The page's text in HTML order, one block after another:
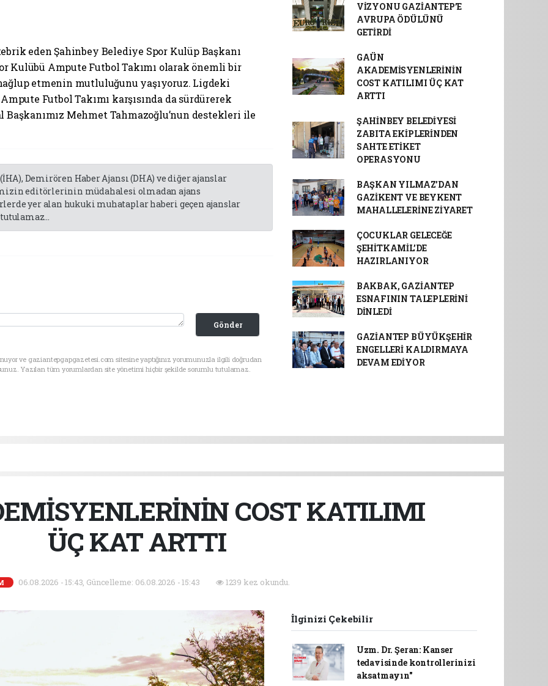
eden Şahinbey Belediye Spor Kulüp Başkanı
Kulübü Ampute Futbol Takımı olarak önemli bir
etmenin mutluluğunu yaşıyoruz. Ligdeki
Futbol Takımı karşısında da sürdürerek
Mehmet Tahmazoğlu’nun destekleri ile
Demirören Haber Ajansı (DHA) ve diğer ajanslar
editörlerinin müdahalesi olmadan ajans
yer alan hukuki muhataplar haberi geçen ajanslar
Gönder
ve gaziantepgapgazetesi.com sitesine yaptığınız yorumunuzla ilgili doğrudan
Yazılan tüm yorumlardan site yönetimi hiçbir şekilde sorumlu tutulamaz.
VİZYONU GAZİANTEP’E
AVRUPA ÖDÜLÜNÜ
GETİRDİ
GAÜN
AKADEMİSYENLERİNİN
COST KATILIMI ÜÇ KAT
ARTTI
ŞAHİNBEY BELEDİYESİ
ZABITA EKİPLERİNDEN
SAHTE ETİKET
OPERASYONU
BAŞKAN YILMAZ’DAN
GAZİKENT VE BEYKENT
MAHALLELERİNE ZİYARET
ÇOCUKLAR GELECEĞE
ŞEHİTKAMİL’DE
HAZIRLANIYOR
BAKBAK, GAZİANTEP
ESNAFININ TALEPLERİNİ
DİNLEDİ
GAZİANTEP BÜYÜKŞEHİR
ENGELLERİ KALDIRMAYA
DEVAM EDİYOR
COST KATILIMI
ÜÇ KAT ARTTI
06.08.2026 - 15:43, Güncelleme: 06.08.2026 - 15:43 1239 kez okundu.
İlginizi Çekebilir
Uzm. Dr. Şeran: Kanser
tedavisinde kontrollerinizi
aksatmayın"